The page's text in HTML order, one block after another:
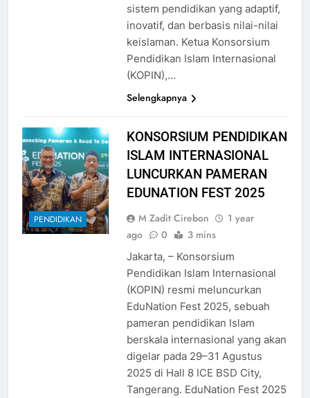
sistem pendidikan yang adaptif,
inovatif, dan berbasis nilai-nilai
keislaman. Ketua Konsorsium
Pendidikan Islam Internasional
(KOPIN),…
Selengkapnya
PENDIDIKAN
KONSORSIUM PENDIDIKAN
ISLAM INTERNASIONAL
LUNCURKAN PAMERAN
EDUNATION FEST 2025
M Zadit Cirebon
1 year
ago
0 3 mins
Jakarta, – Konsorsium
Pendidikan Islam Internasional
(KOPIN) resmi meluncurkan
EduNation Fest 2025, sebuah
pameran pendidikan Islam
berskala internasional yang akan
digelar pada 29–31 Agustus
2025 di Hall 8 ICE BSD City,
Tangerang. EduNation Fest 2025